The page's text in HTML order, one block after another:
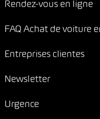
Rendez-vous en ligne
FAQ Achat de voiture
Entreprises clientes
Newsletter
Urgence